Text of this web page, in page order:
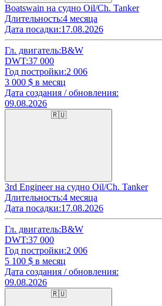
Boatswain на судно Oil/Ch. Tanker
Длительность:4 месяца
Дата посадки:17.08.2026
Гл. двигатель:B&W
DWT:37 000
Год постройки:2 006
3 000 $ в месяц
Дата создания / обновления:
09.08.2026
🇷🇺
3rd Engineer на судно Oil/Ch. Tanker
Длительность:4 месяца
Дата посадки:17.08.2026
Гл. двигатель:B&W
DWT:37 000
Год постройки:2 006
5 100 $ в месяц
Дата создания / обновления:
09.08.2026
🇷🇺